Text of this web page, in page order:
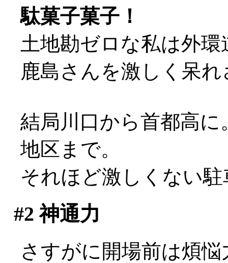
駄菓子菓子！
土地勘ゼロな私は外
鹿島さんを激しく呆
結局川口から首都高
地区まで。
それほど激しくない
#2 神通力
さすがに開場前は煩